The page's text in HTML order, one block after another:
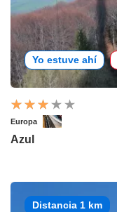
Yo estuve ahí
Europa
Azul
Distancia 1 km